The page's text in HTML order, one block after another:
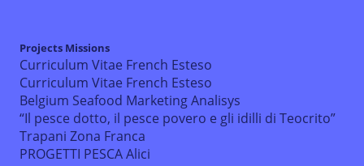
Projects Missions
Curriculum Vitae French Esteso
Curriculum Vitae French Esteso
Belgium Seafood Marketing Analisys
“Il pesce dotto, il pesce povero e gli idilli di Teocrito”
Trapani Zona Franca
PROGETTI PESCA Alici